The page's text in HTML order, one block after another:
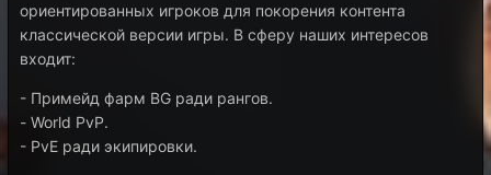
ориентированных игроков для покорения контента
классической версии игры. В сферу наших интересов
входит:
- Примейд фарм BG ради рангов.
- World PvP.
- PvE ради экипировки.